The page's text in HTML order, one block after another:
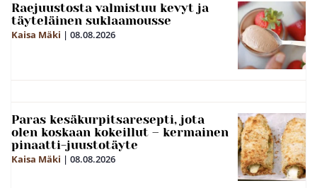
Raejuustosta valmistuu kevyt ja
täyteläinen suklaamousse
Kaisa Mäki | 08.08.2026
Paras kesäkurpitsaresepti, jota
olen koskaan kokeillut – kermainen
pinaatti-juustotäyte
Kaisa Mäki | 08.08.2026